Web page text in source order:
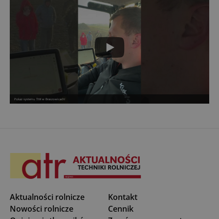
Pokaz systemu TIM w Braszowicach!
Aktualności rolnicze
Nowości rolnicze
Kontakt
Cennik